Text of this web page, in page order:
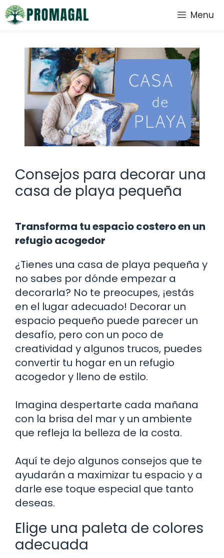
Saltar
al
Menu
Consejos para decorar una
casa de playa pequeña
Transforma tu espacio costero en un
refugio acogedor
¿Tienes una casa de playa pequeña y
no sabes por dónde empezar a
decorarla? No te preocupes, ¡estás
en el lugar adecuado! Decorar un
espacio pequeño puede parecer un
desafío, pero con un poco de
creatividad y algunos trucos, puedes
convertir tu hogar en un refugio
acogedor y lleno de estilo.
Imagina despertarte cada mañana
con la brisa del mar y un ambiente
que refleja la belleza de la costa.
Aquí te dejo algunos consejos que te
ayudarán a maximizar tu espacio y a
darle ese toque especial que tanto
deseas.
Elige una paleta de colores
adecuada